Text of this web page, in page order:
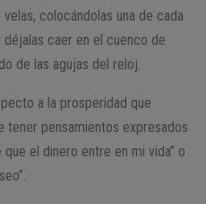
colocándolas una de cada
caer en el cuenco de
de las agujas del reloj.
a la prosperidad que
tener pensamientos expresados
el dinero entre en mi vida” o